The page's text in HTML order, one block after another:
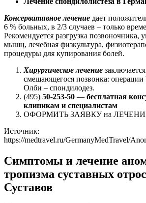
Консервативное лечение дает
6 % больных, в 2/3 случаев – только
Рекомендуется разгрузка позвоночника,
мышц, лечебная физкультура,
процедуры для купирования болей.
Хирургическое лечение
смещающегося позвонка:
Олби – спондилодез.
(495) 50-253-50 — бесплатная
клиникам и специалистам
ОФОРМИТЬ ЗАЯВКУ на
Источник:
https://medtravel.ru/GermanyMedTravel/
Симптомы и лечение
тропизма суставных
Суставов